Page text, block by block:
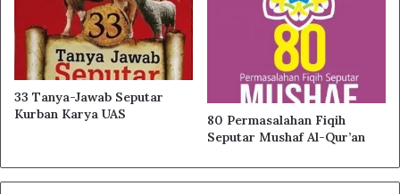
33 Tanya-Jawab Seputar
Kurban Karya UAS
80 Permasalahan Fiqih
Seputar Mushaf Al-Qur’an